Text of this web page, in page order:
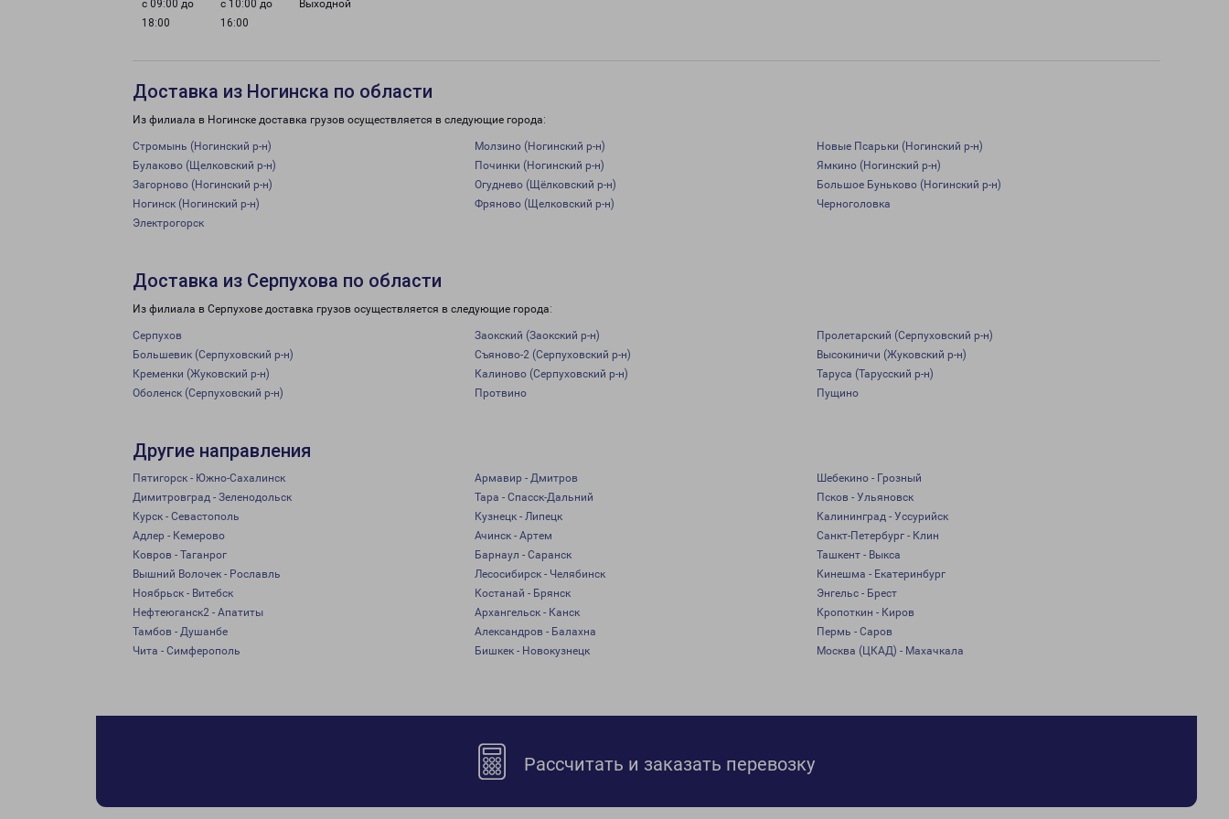
с 09:00 до
18:00
с 10:00 до
16:00
Выходной
Доставка из Ногинска по области
Из филиала в Ногинске доставка грузов осуществляется в следующие города:
Стромынь (Ногинский р-н) Молзино (Ногинский р-н)
Новые Псарьки (Ногинский р-н)
Булаково (Щелковский р-н)
Починки (Ногинский р-н)
Ямкино (Ногинский р-н)
Загорново (Ногинский р-н)
Огуднево (Щёлковский р-н)
Большое Буньково (Ногинский р-н)
Ногинск (Ногинский р-н)
Фряново (Щелковский р-н)
Черноголовка
Электрогорск
Доставка из Серпухова по области
Из филиала в Серпухове доставка грузов осуществляется в следующие города:
Серпухов Заокский (Заокский р-н)
Пролетарский (Серпуховский р-н)
Большевик (Серпуховский р-н)
Съяново-2 (Серпуховский р-н)
Высокиничи (Жуковский р-н)
Кременки (Жуковский р-н)
Калиново (Серпуховский р-н)
Таруса (Тарусский р-н)
Оболенск (Серпуховский р-н)
Протвино Пущино
Другие направления
Пятигорск - Южно-Сахалинск Армавир - Дмитров
Шебекино - Грозный
Димитровград - Зеленодольск
Тара - Спасск-Дальний
Псков - Ульяновск
Курск - Севастополь
Кузнецк - Липецк
Калининград - Уссурийск
Адлер - Кемерово
Ачинск - Артем
Санкт-Петербург - Клин
Ковров - Таганрог
Барнаул - Саранск
Ташкент - Выкса
Вышний Волочек - Рославль
Лесосибирск - Челябинск
Кинешма - Екатеринбург
Ноябрьск - Витебск
Костанай - Брянск
Энгельс - Брест
Нефтеюганск2 - Апатиты
Архангельск - Канск
Кропоткин - Киров
Тамбов - Душанбе
Александров - Балахна
Пермь - Саров
Чита - Симферополь
Бишкек - Новокузнецк Москва (ЦКАД) - Махачкала
Рассчитать и заказать перевозку